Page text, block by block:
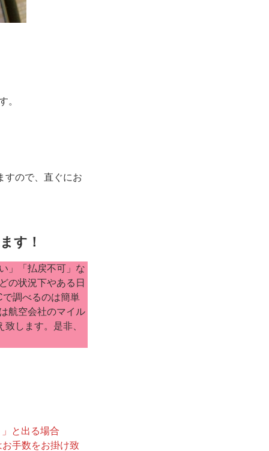
。
すので、直ぐにお
す！
」「払戻不可」な
の状況下やある日
調べるのは簡単
航空会社のマイル
します。是非、
と出る場合
手数をお掛け致